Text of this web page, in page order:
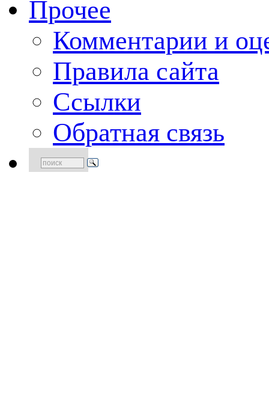
Прочее
Комментарии и
Правила сайта
Ссылки
Обратная связь